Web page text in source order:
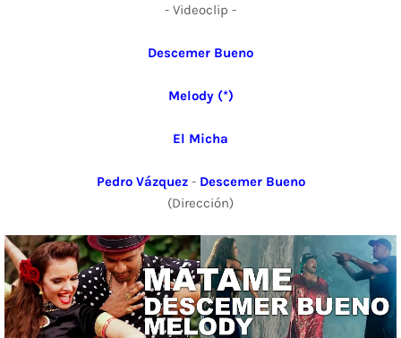
- Videoclip -
Descemer Bueno
Melody (*)
El Micha
Pedro Vázquez- Descemer Bueno
(Dirección)